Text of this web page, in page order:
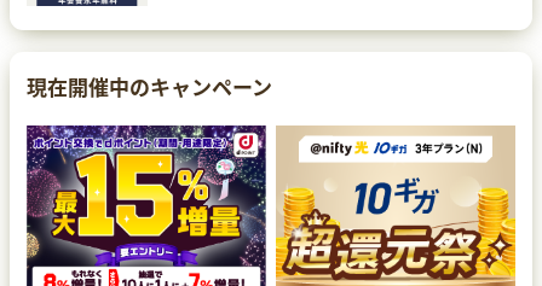
現在開催中のキャンペーン